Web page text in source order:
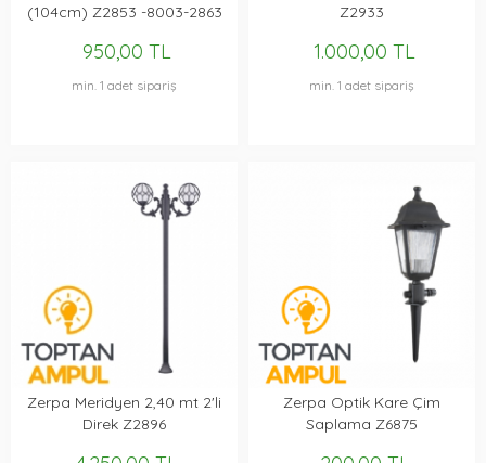
(104cm) Z2853 -8003-2863
950,00 TL
min. 1 adet sipariş
Z2933
1.000,00 TL
min. 1 adet sipariş
Zerpa Meridyen 2,40 mt 2'li
Direk Z2896
Zerpa Optik Kare Çim
Saplama Z6875